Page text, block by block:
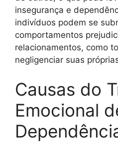
insegurança e
indivíduos podem se
comportamentos
relacionamentos, como
negligenciar suas
Causas do
Emocional